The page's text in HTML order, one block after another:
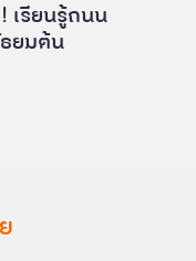
เรียนรู้ถนน
ยมต้น